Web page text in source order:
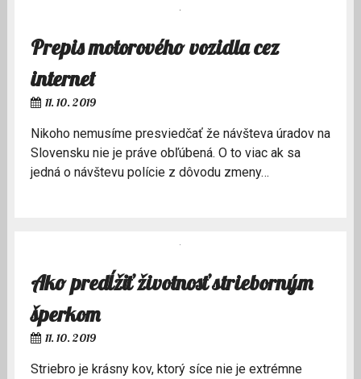
Prepis motorového vozidla cez
internet
11. 10. 2019
Nikoho nemusíme presviedčať že návšteva úradov na
Slovensku nie je práve obľúbená. O to viac ak sa
jedná o návštevu polície z dôvodu zmeny…
Ako predĺžiť životnosť strieborným
šperkom
11. 10. 2019
Striebro je krásny kov, ktorý síce nie je extrémne